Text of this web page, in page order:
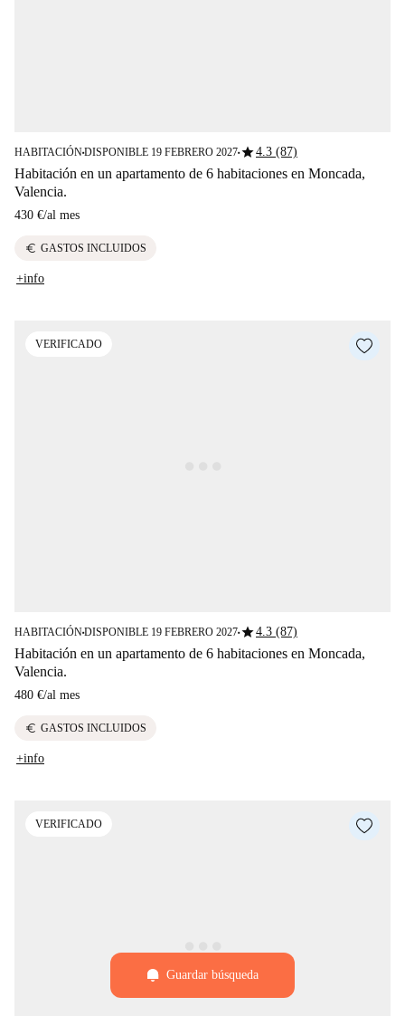
HABITACIÓN■DISPONIBLE 19 FEBRERO 2027■star4.3 (87)
Habitación en un apartamento de 6 habitaciones en Moncada,
Valencia.
430 €/al mes
euro GASTOS INCLUIDOS
+info
VERIFICADO
HABITACIÓN■DISPONIBLE 19 FEBRERO 2027■star4.3 (87)
Habitación en un apartamento de 6 habitaciones en Moncada,
Valencia.
480 €/al mes
euro GASTOS INCLUIDOS
+info
VERIFICADO
Guardar búsqueda